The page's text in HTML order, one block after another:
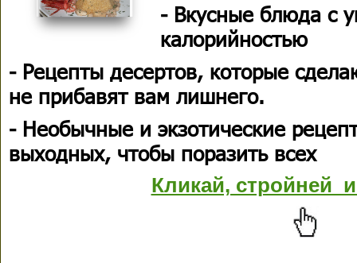
- Вкусные блюда с
калорийностью
- Рецепты десертов, которые
не прибавят вам лишнего.
- Необычные и экзотические
выходных, чтобы поразить всех
Кликай, стройней